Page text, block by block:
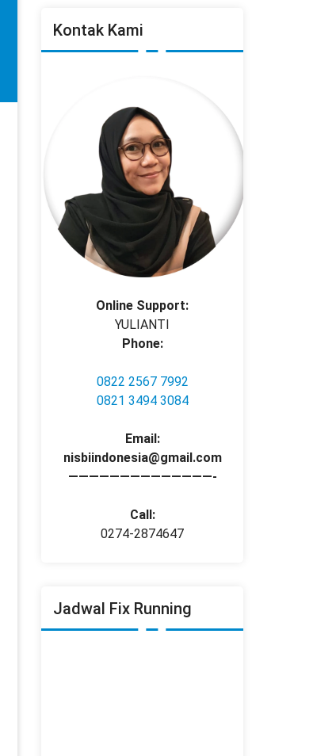
Kontak Kami
Online Support:
YULIANTI
Phone:
0822 2567 7992
0821 3494 3084
Email:
nisbiindonesia@gmail.com
——————————————-
Call:
0274-2874647
Jadwal Fix Running